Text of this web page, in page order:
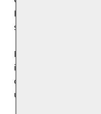
Intretinere: Spalare
specializat
Modelul GWSurlea
insertii din plasa.
combinata usor
urmare, se potriveste